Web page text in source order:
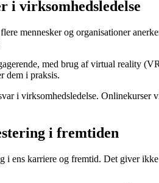
i virksomhedsledelse
mennesker og organisationer
med brug af virtual reality
dem i praksis.
i virksomhedsledelse.
i fremtiden
i ens karriere og fremtid. Det giver